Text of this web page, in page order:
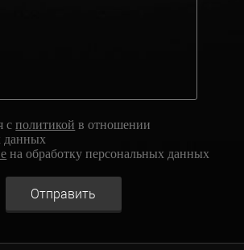
сполитикой в отношении
данных
на обработку персональных данных
Отправить